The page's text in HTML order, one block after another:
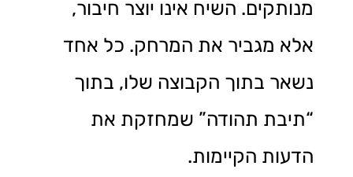
מנותקים. השיח אינו יוצר חיבור,
אלא מגביר את המרחק. כל אחד
נשאר בתוך הקבוצה שלו, בתוך
“תיבת תהודה” שמחזקת את
הדעות הקיימות.